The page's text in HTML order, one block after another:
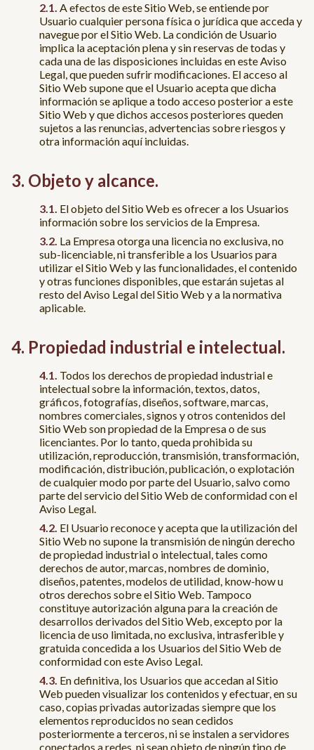
A efectos de este Sitio Web, se entiende por
Usuario cualquier persona física o jurídica que acceda y
navegue por el Sitio Web. La condición de Usuario
implica la aceptación plena y sin reservas de todas y
cada una de las disposiciones incluidas en este Aviso
Legal, que pueden sufrir modificaciones. El acceso al
Sitio Web supone que el Usuario acepta que dicha
información se aplique a todo acceso posterior a este
Sitio Web y que dichos accesos posteriores queden
sujetos a las renuncias, advertencias sobre riesgos y
otra información aquí incluidas.
Objeto y alcance.
El objeto del Sitio Web es ofrecer a los Usuarios
información sobre los servicios de la Empresa.
La Empresa otorga una licencia no exclusiva, no
sub-licenciable, ni transferible a los Usuarios para
utilizar el Sitio Web y las funcionalidades, el contenido
y otras funciones disponibles, que estarán sujetas al
resto del Aviso Legal del Sitio Web y a la normativa
aplicable.
Propiedad industrial e intelectual.
Todos los derechos de propiedad industrial e
intelectual sobre la información, textos, datos,
gráficos, fotografías, diseños, software, marcas,
nombres comerciales, signos y otros contenidos del
Sitio Web son propiedad de la Empresa o de sus
licenciantes. Por lo tanto, queda prohibida su
utilización, reproducción, transmisión, transformación,
modificación, distribución, publicación, o explotación
de cualquier modo por parte del Usuario, salvo como
parte del servicio del Sitio Web de conformidad con el
Aviso Legal.
El Usuario reconoce y acepta que la utilización del
Sitio Web no supone la transmisión de ningún derecho
de propiedad industrial o intelectual, tales como
derechos de autor, marcas, nombres de dominio,
diseños, patentes, modelos de utilidad, know-how u
otros derechos sobre el Sitio Web. Tampoco
constituye autorización alguna para la creación de
desarrollos derivados del Sitio Web, excepto por la
licencia de uso limitada, no exclusiva, intrasferible y
gratuida concedida a los Usuarios del Sitio Web de
conformidad con este Aviso Legal.
En definitiva, los Usuarios que accedan al Sitio
Web pueden visualizar los contenidos y efectuar, en su
caso, copias privadas autorizadas siempre que los
elementos reproducidos no sean cedidos
posteriormente a terceros, ni se instalen a servidores
conectados a redes, ni sean objeto de ningún tipo de